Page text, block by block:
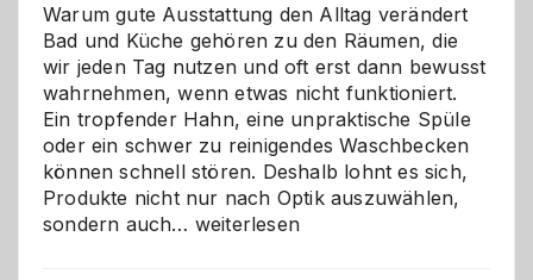
Warum gute Ausstattung den Alltag verändert
Bad und Küche gehören zu den Räumen, die
wir jeden Tag nutzen und oft erst dann bewusst
wahrnehmen, wenn etwas nicht funktioniert.
Ein tropfender Hahn, eine unpraktische Spüle
oder ein schwer zu reinigendes Waschbecken
können schnell stören. Deshalb lohnt es sich,
Produkte nicht nur nach Optik auszuwählen,
sondern auch… Bad
weiterlesen